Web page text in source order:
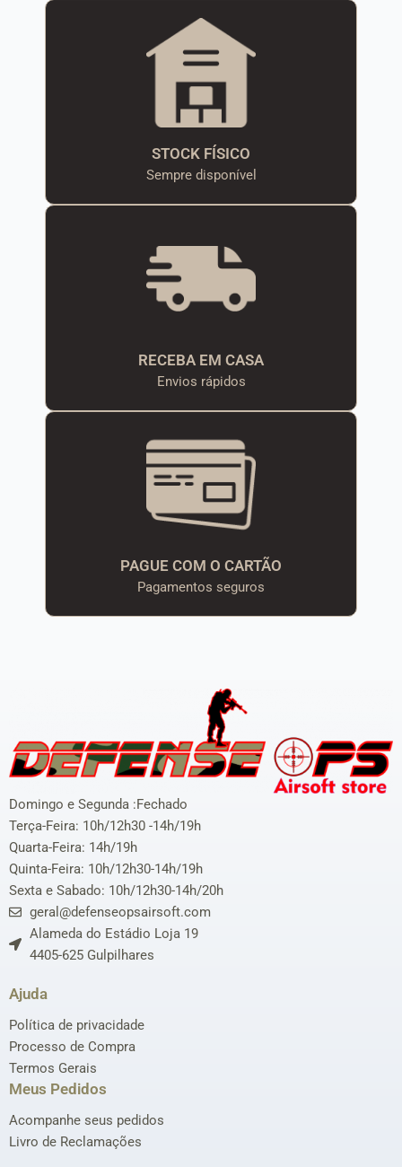
STOCK FÍSICO
Sempre disponível
RECEBA EM CASA
Envios rápidos
PAGUE COM O CARTÃO
Pagamentos seguros
Domingo e Segunda :Fechado
Terça-Feira: 10h/12h30 -14h/19h
Quarta-Feira: 14h/19h
Quinta-Feira: 10h/12h30-14h/19h
Sexta e Sabado: 10h/12h30-14h/20h
geral@defenseopsairsoft.com
Alameda do Estádio Loja 19
4405-625 Gulpilhares
Ajuda
Política de privacidade
Processo de Compra
Termos Gerais
Meus Pedidos
Acompanhe seus pedidos
Livro de Reclamações